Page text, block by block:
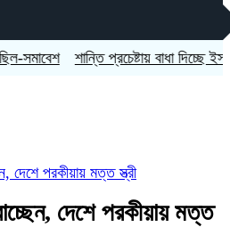
শান্তি প্রচেষ্টায় বাধা দিচ্ছে ইসরায়েল:
দেশে পরকীয়ায় মত্ত স্ত্রী
দেশে পরকীয়ায় মত্ত